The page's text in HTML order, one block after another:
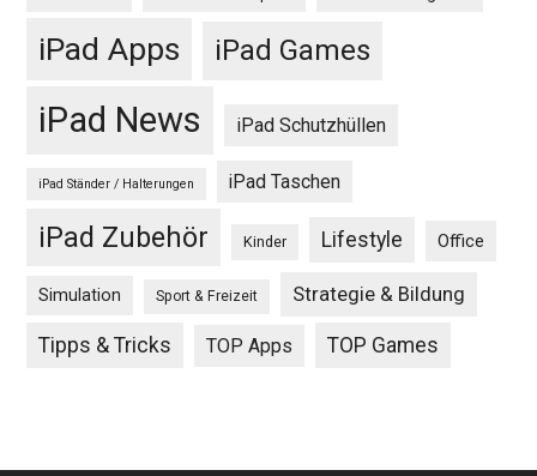
iPad Apps iPad Games
iPad News iPad Schutzhüllen
iPad Ständer / Halterungen iPad Taschen
iPad Zubehör Kinder Lifestyle Office
Simulation Sport & Freizeit Strategie & Bildung
Tipps & Tricks TOP Apps TOP Games